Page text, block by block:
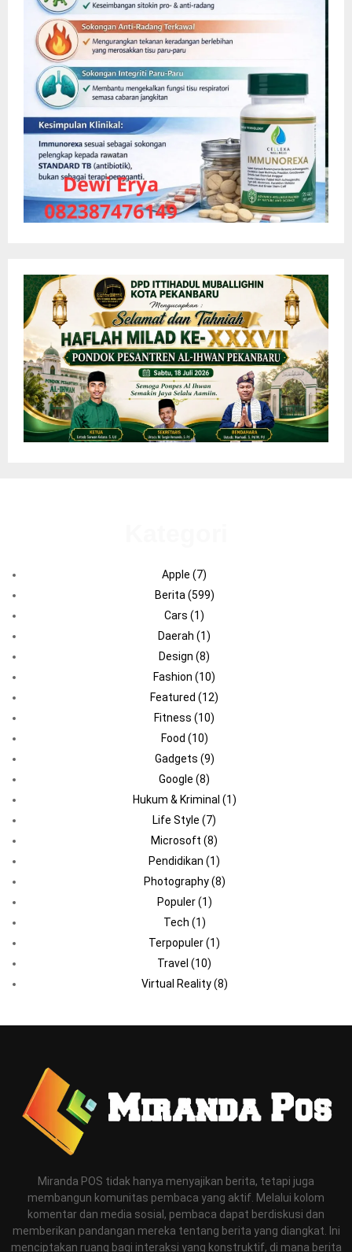
Apple (7)
Berita (599)
Cars (1)
Daerah (1)
Design (8)
Fashion (10)
Featured (12)
Fitness (10)
Food (10)
Gadgets (9)
Google (8)
Hukum & Kriminal (1)
Life Style (7)
Microsoft (8)
Pendidikan (1)
Photography(8)
Populer(1)
Tech (1)
Terpopuler(1)
Travel (10)
Virtual Reality(8)
Miranda POS tidak hanya menyajikan berita, tetapi juga
membangun komunitas pembaca yang aktif. Melalui kolom
komentar dan media sosial, pembaca dapat berdiskusi dan
memberikan pandangan mereka tentang berita yang diangkat. Ini
menciptakan ruang bagi interaksi yang konstruktif, di mana berita